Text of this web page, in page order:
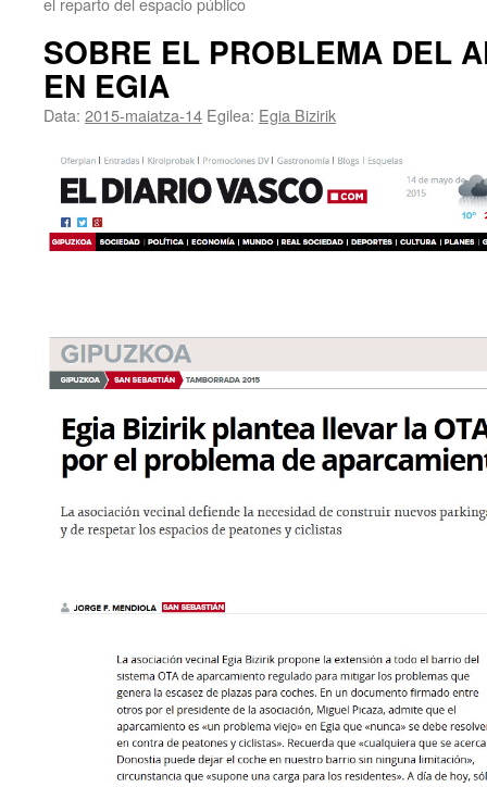
SOBRE EL PROBLEMA DEL
EN EGIA
Data: 2015-maiatza-14 Egilea: Egia Bizirik